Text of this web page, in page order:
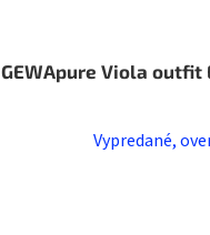
GEWApure Viola outfit
Vypredané,